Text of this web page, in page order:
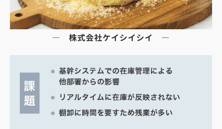
― 株式会社ケイシイシイ ―